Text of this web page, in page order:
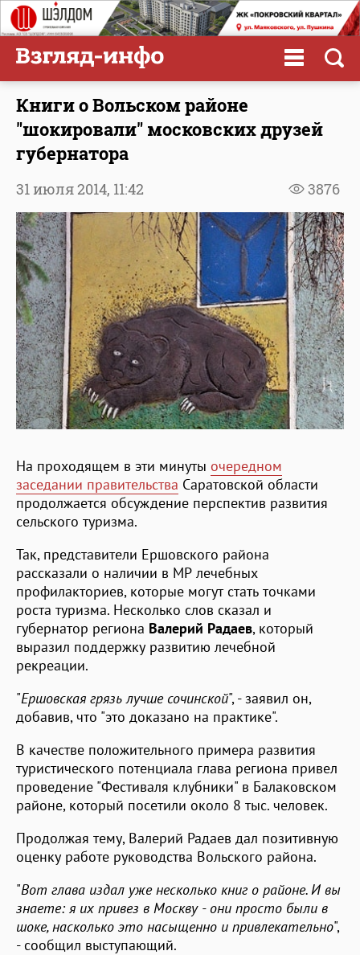
Книги о Вольском районе
"шокировали" московских друзей
губернатора
3876
31 июля 2014, 11:42
На проходящем в эти минуты очередном
заседании правительства Саратовской области
продолжается обсуждение перспектив развития
сельского туризма.
Так, представители Ершовского района
рассказали о наличии в МР лечебных
профилакториев, которые могут стать точками
роста туризма. Несколько слов сказал и
губернатор региона Валерий Радаев, который
выразил поддержку развитию лечебной
рекреации.
"Ершовская грязь лучше сочинской", - заявил он,
добавив, что "это доказано на практике".
В качестве положительного примера развития
туристического потенциала глава региона привел
проведение "Фестиваля клубники" в Балаковском
районе, который посетили около 8 тыс. человек.
Продолжая тему, Валерий Радаев дал позитивную
оценку работе руководства Вольского района.
"Вот глава издал уже несколько книг о районе. И вы
знаете: я их привез в Москву - они просто были в
шоке, насколько это насыщенно и привлекательно",
- сообщил выступающий.